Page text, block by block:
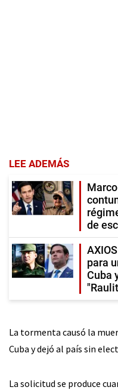
LEE ADEMÁS
de
para
Cuba
La tormenta causó la
Cuba y dejó al país sin
La solicitud se produce